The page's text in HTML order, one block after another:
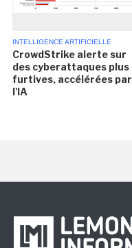
INTELLIGENCE ARTIFICIELLE
CrowdStrike alerte sur
des cyberattaques plus
furtives, accélérées par
l'IA